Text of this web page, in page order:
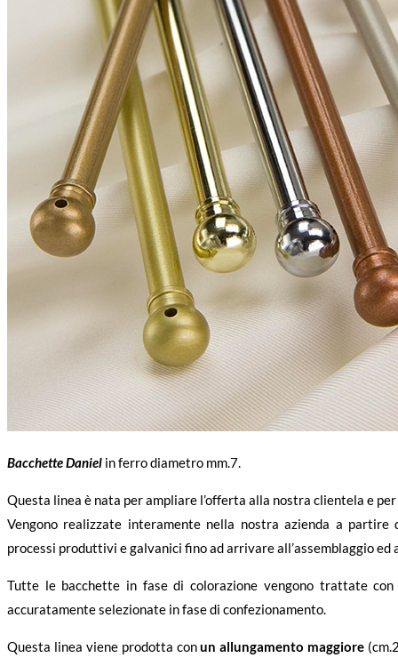
Bacchette Daniel in ferro diametro mm.7.
Questa linea è nata per ampliare l’offerta alla nostra clientela e
Vengono realizzate interamente nella nostra azienda a
processi produttivi e galvanici fino ad arrivare all’assemblaggio ed
Tutte le bacchette in fase di colorazione vengono trattate
accuratamente selezionate in fase di confezionamento.
Questa linea viene prodotta conun allungamento maggiore